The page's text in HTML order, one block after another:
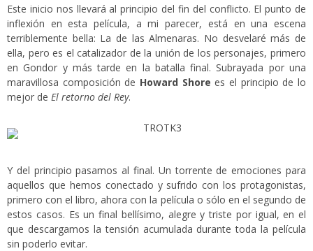
Este inicio nos llevará al principio del fin del conflicto. El punto de
inflexión en esta película, a mi parecer, está en una escena
terriblemente bella: La de las Almenaras. No desvelaré más de
ella, pero es el catalizador de la unión de los personajes, primero
en Gondor y más tarde en la batalla final. Subrayada por una
maravillosa composición de Howard Shore es el principio de lo
mejor de El retorno del Rey.
Y del principio pasamos al final. Un torrente de emociones para
aquellos que hemos conectado y sufrido con los protagonistas,
primero con el libro, ahora con la película o sólo en el segundo de
estos casos. Es un final bellísimo, alegre y triste por igual, en el
que descargamos la tensión acumulada durante toda la película
sin poderlo evitar.